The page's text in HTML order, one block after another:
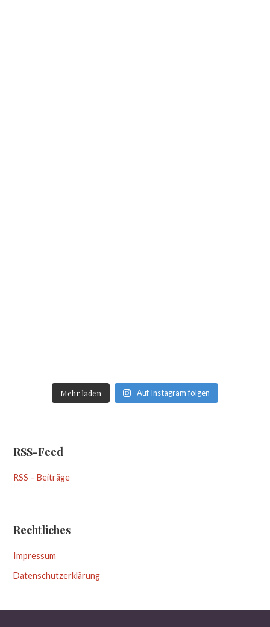
Mehr laden Auf Instagram folgen
RSS-Feed
RSS – Beiträge
Rechtliches
Impressum
Datenschutzerklärung